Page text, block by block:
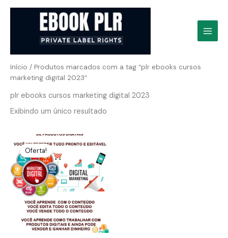
Início / Produtos marcados com a tag “plr ebooks cursos
marketing digital 2023”
plr ebooks cursos marketing digital 2023
Exibindo um único resultado
Oferta!